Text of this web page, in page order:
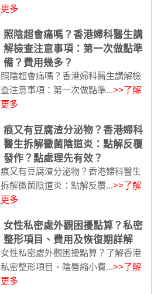
更多
照陰超會痛嗎？香港婦科醫生講
解檢查注意事項：第一次做點準
備？費用幾多？
照陰超會痛嗎？香港婦科醫生講解檢
查注意事項：第一次做點準...>>了解
更多
痕又有豆腐渣分泌物？香港婦科
醫生拆解黴菌陰道炎：點解反覆
發作？點處理先有效？
痕又有豆腐渣分泌物？香港婦科醫生
拆解黴菌陰道炎：點解反覆...>>了解
更多
女性私密處外觀困擾點算？私密
整形項目、費用及恢復期詳解
女性私密處外觀困擾點算？了解香港
私密整形項目、陰唇縮小費...>>了解
更多